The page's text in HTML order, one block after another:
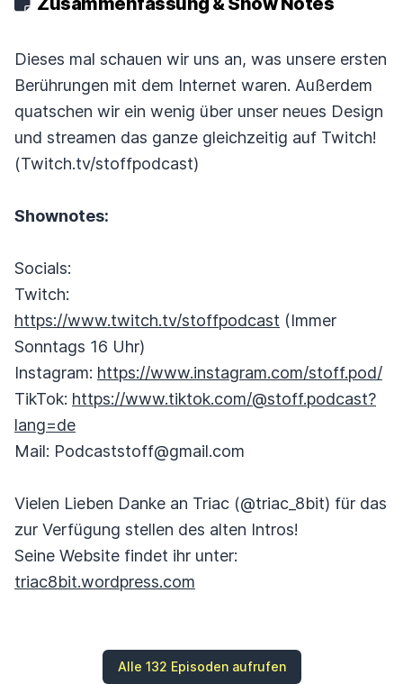
Dieses mal schauen wir uns an, was unsere ersten
Berührungen mit dem Internet waren. Außerdem
quatschen wir ein wenig über unser neues Design
und streamen das ganze gleichzeitig auf Twitch!
(Twitch.tv/stoffpodcast)
Shownotes:
Socials:
Twitch:
https://www.twitch.tv/stoffpodcast (Immer
Sonntags 16 Uhr)
Instagram: https://www.instagram.com/stoff.pod/
TikTok: https://www.tiktok.com/@stoff.podcast?
lang=de
Mail: Podcaststoff@gmail.com
Vielen Lieben Danke an Triac (@triac_8bit) für das
zur Verfügung stellen des alten Intros!
Seine Website findet ihr unter:
triac8bit.wordpress.com
Alle 132 Episoden aufrufen